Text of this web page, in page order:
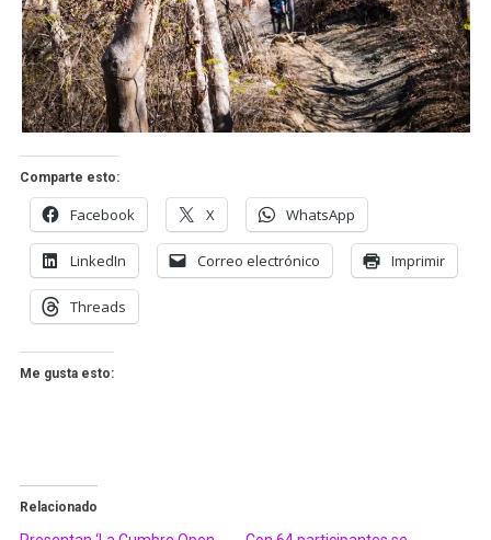
Comparte esto:
Facebook X WhatsApp
LinkedIn Correo electrónico Imprimir
Threads
Me gusta esto:
Relacionado